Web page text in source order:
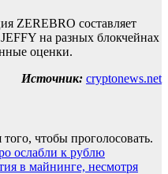
ZEREBRO составляет
на разных блокчейнах
оценки.
Источник: cryptonews.net
того, чтобы проголосовать.
ослабли к рублю
в майнинге, несмотря